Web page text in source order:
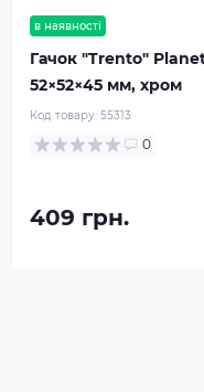
в наявності
Гачок "Trento"
52×52×45 мм, хром
Код товару:55313
0
409 грн.